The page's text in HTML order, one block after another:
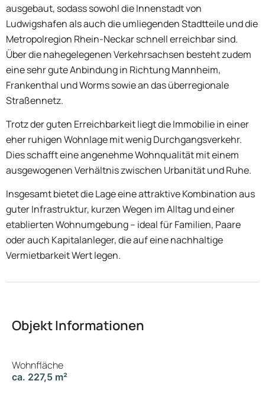
ausgebaut, sodass sowohl die Innenstadt von
Ludwigshafen als auch die umliegenden Stadtteile und die
Metropolregion Rhein-Neckar schnell erreichbar sind.
Über die nahegelegenen Verkehrsachsen besteht zudem
eine sehr gute Anbindung in Richtung Mannheim,
Frankenthal und Worms sowie an das überregionale
Straßennetz.
Trotz der guten Erreichbarkeit liegt die Immobilie in einer
eher ruhigen Wohnlage mit wenig Durchgangsverkehr.
Dies schafft eine angenehme Wohnqualität mit einem
ausgewogenen Verhältnis zwischen Urbanität und Ruhe.
Insgesamt bietet die Lage eine attraktive Kombination aus
guter Infrastruktur, kurzen Wegen im Alltag und einer
etablierten Wohnumgebung – ideal für Familien, Paare
oder auch Kapitalanleger, die auf eine nachhaltige
Vermietbarkeit Wert legen.
Objekt Informationen
Wohnfläche
ca. 227,5 m²